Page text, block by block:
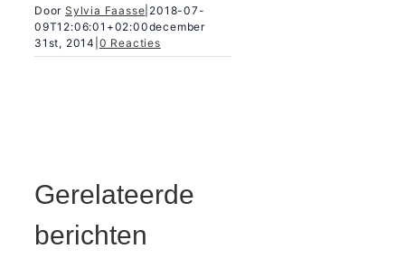
Door Sylvia Faasse 2018-07-
09T12:06:01+02:00december
31st, 2014 0 Reacties
Gerelateerde
berichten